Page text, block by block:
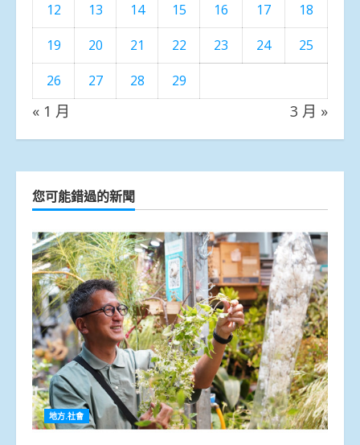
12
13 14 15 16 17
18
19
20 21 22 23 24
25
26
27 28 29
« 1 月 3 月 »
您可能錯過的新聞
地方.社會